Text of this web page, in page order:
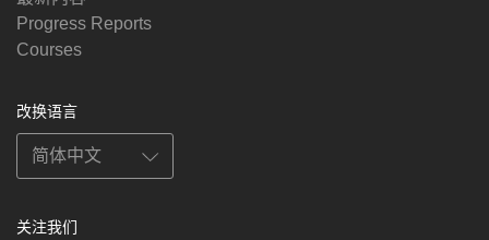
Progress Reports
Courses
改换语言
关注我们